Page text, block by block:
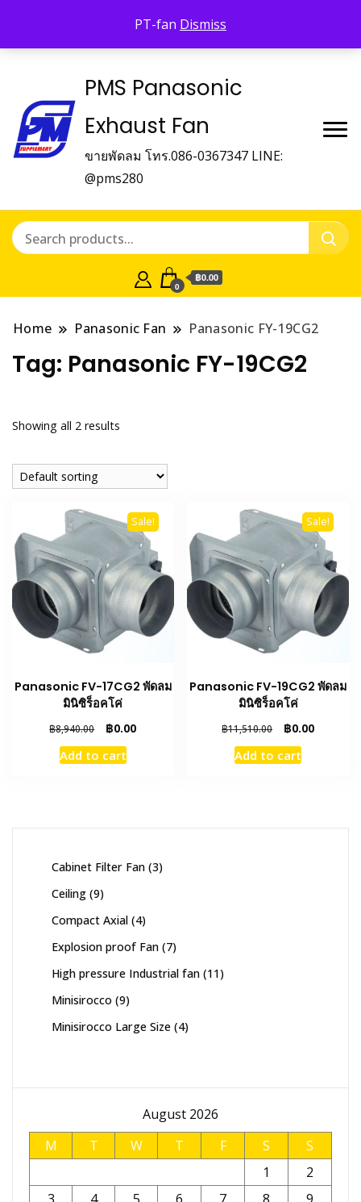
PT-fan Dismiss
PMS Panasonic
Exhaust Fan
ขายพัดลม โทร.086-0367347 LINE:
@pms280
0
฿0.00
Home Panasonic Fan Panasonic FY-19CG2
Tag: Panasonic FY-19CG2
Showing all 2 results
Sale!
Panasonic FV-17CG2 พัดลม
มินิซิร็อคโค่
฿8,940.00
Original
price
was:
฿0.00Current
Add to cart
Sale!
Panasonic FV-19CG2 พัดลม
มินิซิร็อคโค่
฿11,510.00
Original
price
was:
฿0.00Current
Add to cart
Cabinet Filter Fan 33
Ceiling 99
Compact Axial 44
Explosion proof Fan 77
High pressure Industrial fan 1111
Minisirocco 99
Minisirocco Large Size 44
August 2026
M
T W T F S
S
1
2